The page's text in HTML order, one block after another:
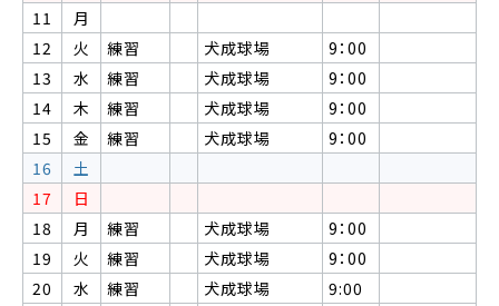
11
月
12
火 練習 犬成球場
9：00
13
水 練習 犬成球場
9：00
14
木 練習 犬成球場
9：00
15
金 練習 犬成球場
9：00
16
土
17
日
18
月 練習 犬成球場
9：00
19
火 練習 犬成球場
9：00
20
水 練習 犬成球場
9:00